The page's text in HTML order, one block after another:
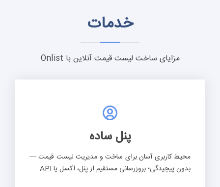
خدمات
مزایای ساخت لیست قیمت آنلاین با Onlist
پنل ساده
محیط کاربری آسان برای ساخت و مدیریت لیست قیمت —
بدون پیچیدگی؛ بروزرسانی مستقیم از پنل، اکسل یا API